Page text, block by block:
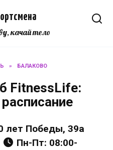
качай тело
» БАЛАКОВО
FitnessLife:
лет Победы, 39а
Пн-Пт: 08:00-